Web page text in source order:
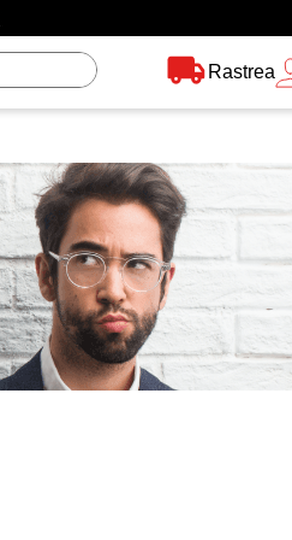
Rastrea